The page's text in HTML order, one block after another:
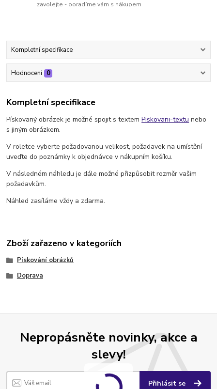
zavolejte - poradíme vám s nákupem
Kompletní specifikace
Hodnocení 0
Kompletní specifikace
Pískovaný obrázek je možné spojit s textemPiskovani-textu nebo
s jiným obrázkem.
V roletce vyberte požadovanou velikost, požadavek na umístění
uveďte do poznámky k objednávce v nákupním košíku.
V následném náhledu je dále možné přizpůsobit rozměr vašim
požadavkům.
Náhled zasíláme vždy a zdarma.
Zboží zařazeno v kategoriích
Pískování obrázků
Doprava
Nepropásněte novinky, akce a
slevy!
Přihlásit se